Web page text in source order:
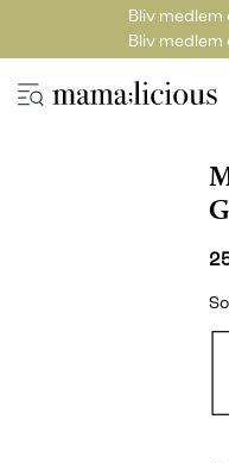
Bliv medlem
Bliv medlem